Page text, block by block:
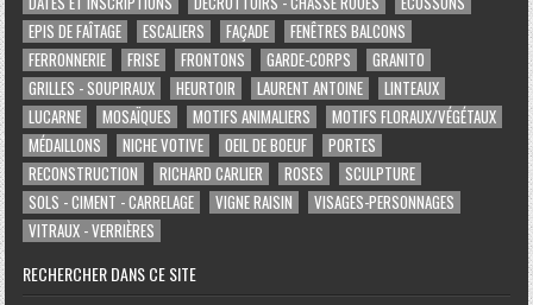
EPIS DE FAÎTAGE
ESCALIERS FAÇADE
FENÊTRES BALCONS
FERRONNERIE
FRISE FRONTONS GARDE-CORPS
GRANITO
GRILLES - SOUPIRAUX
HEURTOIR LAURENT ANTOINE
LINTEAUX
LUCARNE
MOSAÏQUES MOTIFS ANIMALIERS
MOTIFS FLORAUX/VÉGÉTAUX
MÉDAILLONS
NICHE VOTIVE OEIL DE BOEUF
PORTES
RECONSTRUCTION
RICHARD CARLIER ROSES
SCULPTURE
SOLS - CIMENT - CARRELAGE
VIGNE RAISIN
VISAGES-PERSONNAGES
VITRAUX - VERRIÈRES
RECHERCHER DANS CE SITE